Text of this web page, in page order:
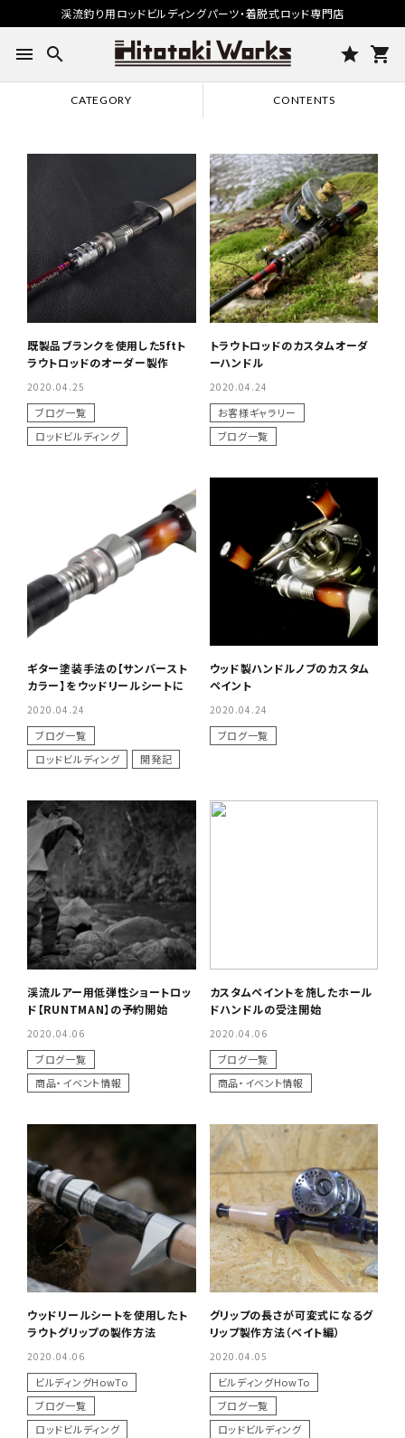
渓流釣り用ロッドビルディングパーツ・着脱式ロッド専門店
menu search star shopping_cart
CATEGORY CONTENTS
既製品ブランクを使用した5ftト
ラウトロッドのオーダー製作
2020.04.25
ブログ一覧
ロッドビルディング
トラウトロッドのカスタムオーダ
ーハンドル
2020.04.24
お客様ギャラリー
ブログ一覧
ギター塗装手法の【サンバースト
カラー】をウッドリールシートに
2020.04.24
ブログ一覧
ロッドビルディング
開発記
ウッド製ハンドルノブのカスタム
ペイント
2020.04.24
ブログ一覧
渓流ルアー用低弾性ショートロッ
ド【RUNTMAN】の予約開始
2020.04.06
ブログ一覧
商品・イベント情報
カスタムペイントを施したホール
ドハンドルの受注開始
2020.04.06
ブログ一覧
商品・イベント情報
ウッドリールシートを使用したト
ラウトグリップの製作方法
2020.04.06
ビルディングHowTo
ブログ一覧
ロッドビルディング
グリップの長さが可変式になるグ
リップ製作方法（ベイト編）
2020.04.05
ビルディングHowTo
ブログ一覧
ロッドビルディング